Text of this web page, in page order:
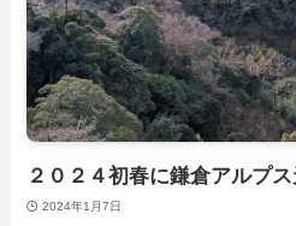
２０２４初春に鎌倉アルプ
2024年1月7日